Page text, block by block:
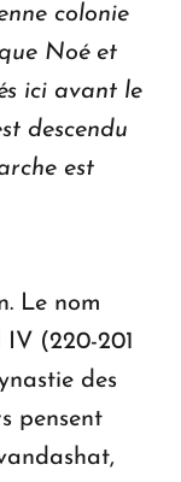
colonie
Noé et
ici avant le
descendu
est
Le nom
(220-201
des
pensent